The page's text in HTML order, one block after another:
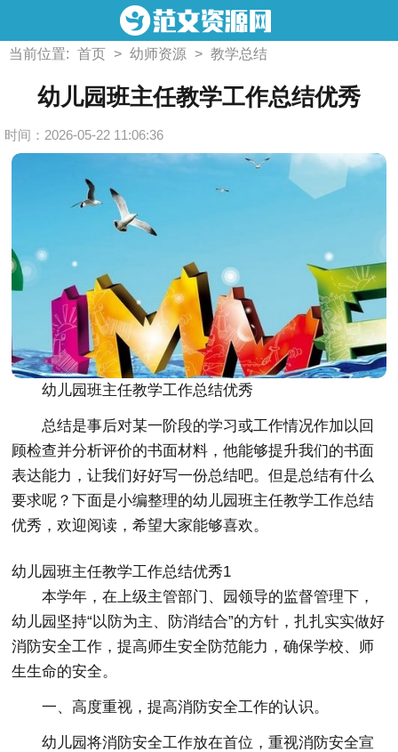
当前位置: 首页 > 幼师资源 > 教学总结
幼儿园班主任教学工作总结优秀
时间：2026-05-22 11:06:36
幼儿园班主任教学工作总结优秀
总结是事后对某一阶段的学习或工作情况作加以回
顾检查并分析评价的书面材料，他能够提升我们的书面
表达能力，让我们好好写一份总结吧。但是总结有什么
要求呢？下面是小编整理的幼儿园班主任教学工作总结
优秀，欢迎阅读，希望大家能够喜欢。
幼儿园班主任教学工作总结优秀1
本学年，在上级主管部门、园领导的监督管理下，
幼儿园坚持“以防为主、防消结合”的方针，扎扎实实做好
消防安全工作，提高师生安全防范能力，确保学校、师
生生命的安全。
一、高度重视，提高消防安全工作的认识。
幼儿园将消防安全工作放在首位，重视消防安全宣